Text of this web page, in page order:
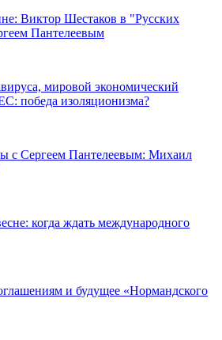
Виктор Шестаков в "Русских
Пантелеевым
мировой экономический
победа изоляционизма?
с Сергеем Пантелеевым: Михаил
когда ждать международного
и будущее «Нормандского